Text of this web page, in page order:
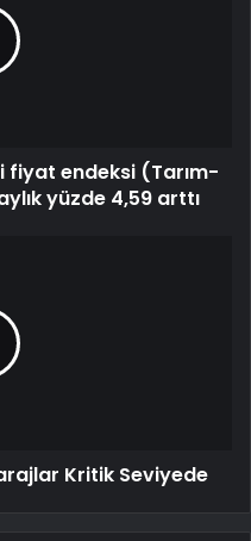
fiyat endeksi (Tarım-
yüzde 4,59 arttı
Kritik Seviyede